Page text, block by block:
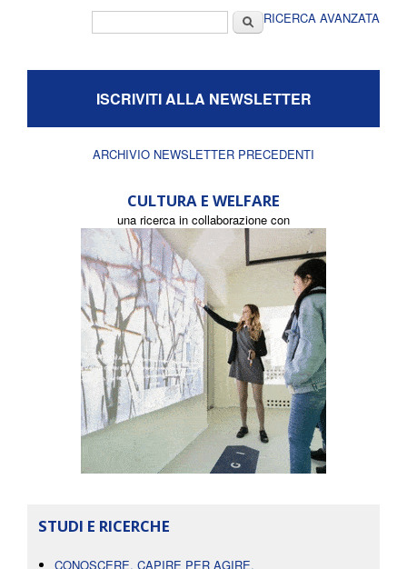
CercaRICERCA AVANZATA
ISCRIVITI ALLA NEWSLETTER
ARCHIVIO NEWSLETTER PRECEDENTI
CULTURA E WELFARE
una ricerca in collaborazione con
STUDI E RICERCHE
CONOSCERE, CAPIRE PER AGIRE.